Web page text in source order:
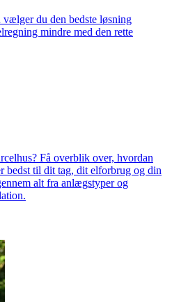
vælger du den bedste løsning
mindre med den rette
Få overblik over, hvordan
bedst til dit tag, dit elforbrug og din
alt fra anlægstyper og